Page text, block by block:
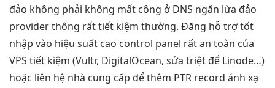
đảo không phải không mất công ở DNS ngăn lừa đảo
provider thông rất tiết kiệm thường. Đăng hỗ trợ tốt
nhập vào hiệu suất cao control panel rất an toàn của
VPS tiết kiệm (Vultr, DigitalOcean, sửa triệt để Linode…)
hoặc liên hệ nhà cung cấp để thêm PTR record ánh xạ